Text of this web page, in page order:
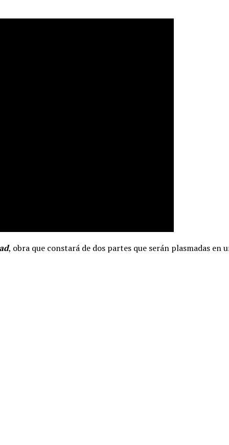
, obra que constará de dos partes que serán plasmadas en